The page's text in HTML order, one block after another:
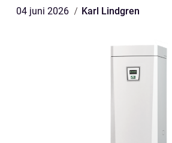
04 juni 2026 Karl Lindgren